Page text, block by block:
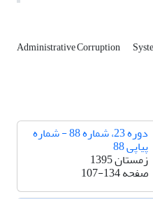
Administrative Corruption
دوره 23، شماره 88 - شماره
پیاپی 88
زمستان 1395
صفحه107-134